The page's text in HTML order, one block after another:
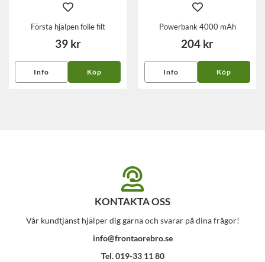
Första hjälpen folie filt
39 kr
Info Köp
Powerbank 4000 mAh
204 kr
Info Köp
KONTAKTA OSS
Vår kundtjänst hjälper dig gärna och svarar på dina frågor!
info@frontaorebro.se
Tel. 019-33 11 80